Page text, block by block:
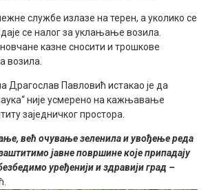
службе излазе на терен, а уколико се
се налог за уклањање возила.
казне сносити и трошкове
возила.
Драгослав Павловић истакао је да
није усмерено на кажњавање
заједничког простора.
већ очување зеленила и увођење реда
јавне површине које припадају
уређенији и здравији град –